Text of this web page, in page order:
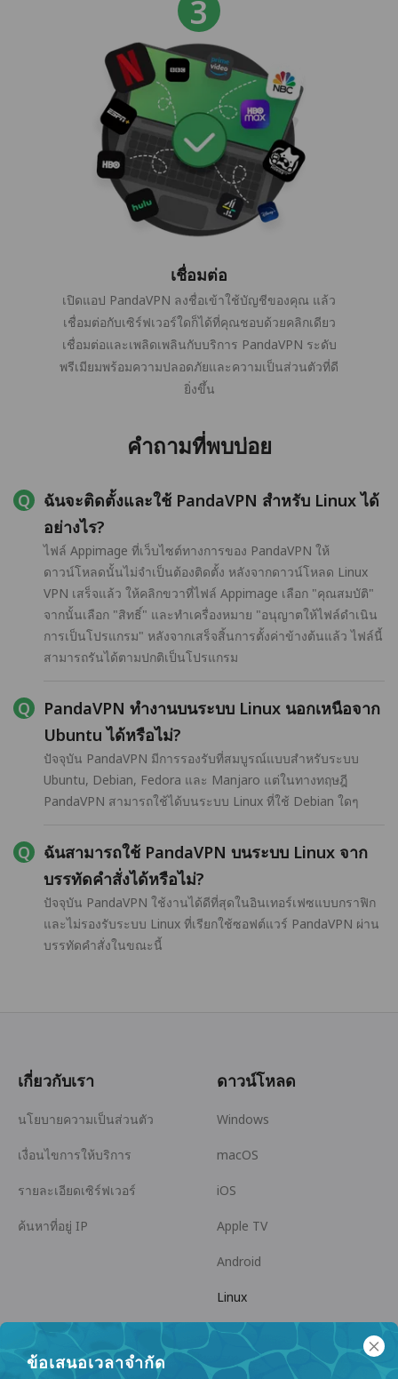
เชื่อมต่อ
เปิดแอป PandaVPN ลงชื่อเข้าใช้บัญชีของคุณ แล้ว
เชื่อมต่อกับเซิร์ฟเวอร์ใดก็ได้ที่คุณชอบด้วยคลิกเดียว
เชื่อมต่อและเพลิดเพลินกับบริการ PandaVPN ระดับ
พรีเมียมพร้อมความปลอดภัยและความเป็นส่วนตัวที่ดี
ยิ่งขึ้น
คำถามที่พบบ่อย
ฉันจะติดตั้งและใช้ PandaVPN สำหรับ Linux ได้
อย่างไร?
ไฟล์ Appimage ที่เว็บไซต์ทางการของ PandaVPN ให้
ดาวน์โหลดนั้นไม่จำเป็นต้องติดตั้ง หลังจากดาวน์โหลด Linux
VPN เสร็จแล้ว ให้คลิกขวาที่ไฟล์ Appimage เลือก "คุณสมบัติ"
จากนั้นเลือก "สิทธิ์" และทำเครื่องหมาย "อนุญาตให้ไฟล์ดำเนิน
การเป็นโปรแกรม" หลังจากเสร็จสิ้นการตั้งค่าข้างต้นแล้ว ไฟล์นี้
สามารถรันได้ตามปกติเป็นโปรแกรม
PandaVPN ทำงานบนระบบ Linux นอกเหนือจาก
Ubuntu ได้หรือไม่?
ปัจจุบัน PandaVPN มีการรองรับที่สมบูรณ์แบบสำหรับระบบ
Ubuntu, Debian, Fedora และ Manjaro แต่ในทางทฤษฎี
PandaVPN สามารถใช้ได้บนระบบ Linux ที่ใช้ Debian ใดๆ
ฉันสามารถใช้ PandaVPN บนระบบ Linux จาก
บรรทัดคำสั่งได้หรือไม่?
ปัจจุบัน PandaVPN ใช้งานได้ดีที่สุดในอินเทอร์เฟซแบบกราฟิก
และไม่รองรับระบบ Linux ที่เรียกใช้ซอฟต์แวร์ PandaVPN ผ่าน
บรรทัดคำสั่งในขณะนี้
ข้อเสนอเวลาจำกัด
เกี่ยวกับเรา
นโยบายความเป็นส่วนตัว
เงื่อนไขการให้บริการ
รายละเอียดเซิร์ฟเวอร์
ค้นหาที่อยู่ IP
ดาวน์โหลด
Windows
macOS
iOS
Apple TV
Android
Linux
Android TV
ศูนย์ช่วยเหลือ ความร่วมมือ